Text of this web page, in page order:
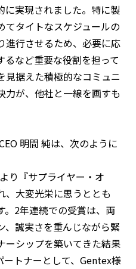
に実現されました。特に製
てタイトなスケジュールの
進行させるため、必要に応
るなど重要な役割を担って
見据えた積極的なコミュニ
力が、他社と一線を画すも
明間 純は、次のように
り『サプライヤー・オ
、大変光栄に思うととも
。2年連続での受賞は、両
、誠実さを重んじながら緊
ーシップを築いてきた結果
ートナーとして、Gentex様